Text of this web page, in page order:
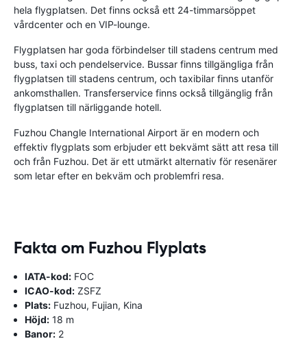
hela flygplatsen. Det finns också ett 24-timmarsöppet
vårdcenter och en VIP-lounge.
Flygplatsen har goda förbindelser till stadens centrum med
buss, taxi och pendelservice. Bussar finns tillgängliga från
flygplatsen till stadens centrum, och taxibilar finns utanför
ankomsthallen. Transferservice finns också tillgänglig från
flygplatsen till närliggande hotell.
Fuzhou Changle International Airport är en modern och
effektiv flygplats som erbjuder ett bekvämt sätt att resa till
och från Fuzhou. Det är ett utmärkt alternativ för resenärer
som letar efter en bekväm och problemfri resa.
Fakta om Fuzhou Flyplats
IATA-kod: FOC
ICAO-kod: ZSFZ
Plats: Fuzhou, Fujian, Kina
Höjd: 18 m
Banor: 2